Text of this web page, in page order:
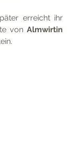
erreicht ihr
von Almwirtin